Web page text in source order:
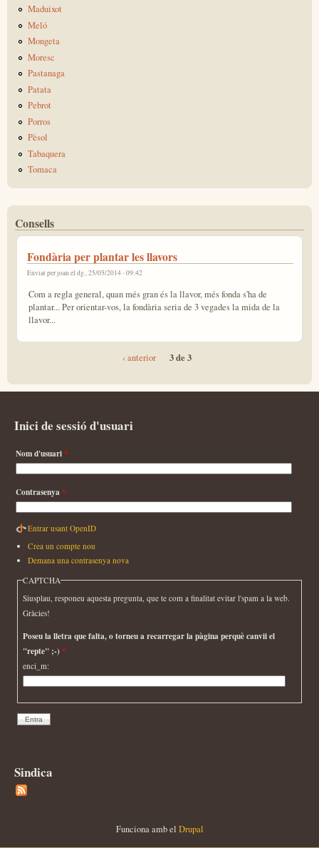
Maduixot
Meló
Mongeta
Moresc
Pastanaga
Patata
Pebrot
Porros
Pèsol
Tabaquera
Tomaca
Consells
Fondària per plantar les llavors
Enviat perjoanel dg., 25/05/2014 - 09:42
Com a regla general, quan més gran és la llavor, més fonda s'ha de
plantar... Per orientar-vos, la fondària seria de 3 vegades la mida de la
llavor...
‹ anterior 3 de 3
Inici de sessió d'usuari
Nom d'usuari*
Contrasenya*
Entrar usant OpenID
Crea un compte nou
Demana una contrasenya nova
CAPTCHA
Siusplau, responeu aquesta pregunta, que te com a finalitat evitar l'spam a la web.
Gràcies!
Poseu la lletra que falta, o torneu a recarregar la pàgina perquè canvii el
"repte" ;-)*
enci_m:
Sindica
Funciona amb el Drupal